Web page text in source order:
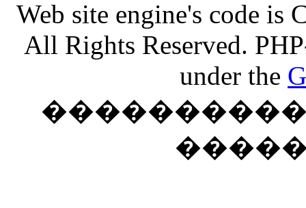
Web site engine's code
All Rights Reserved.
under the
����������